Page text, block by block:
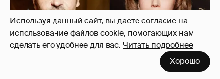
Используя данный сайт, вы даете согласие на
использование файлов cookie, помогающих нам
сделать его удобнее для вас. Читать подробнее
Хорошо